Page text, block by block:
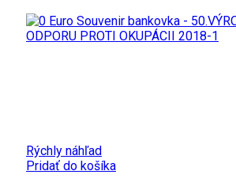
Rýchly náhľad
Pridať do košíka